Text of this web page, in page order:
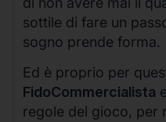
sottile di fare un
sogno prende forma.
Ed è proprio per
FidoCommercialista
regole del gioco, per